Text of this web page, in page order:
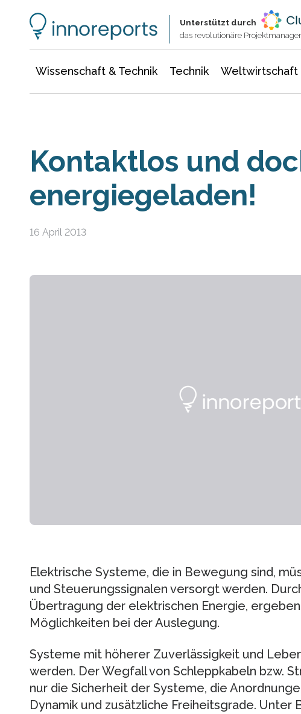
Unterstützt durch
das revolutionäre
Wissenschaft & Technik Technik Weltwirtschaft
Kontaktlos und
energiegeladen!
16 April 2013
Elektrische Systeme, die in Bewegung sind,
und Steuerungssignalen versorgt werden.
Übertragung der elektrischen Energie,
Möglichkeiten bei der Auslegung.
Systeme mit höherer Zuverlässigkeit und
werden. Der Wegfall von Schleppkabeln bzw.
nur die Sicherheit der Systeme, die
Dynamik und zusätzliche Freiheitsgrade. Unter